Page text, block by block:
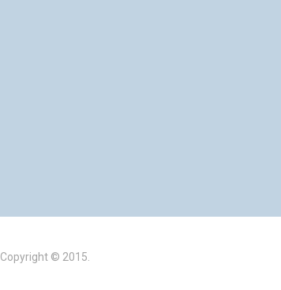
Copyright © 2015.